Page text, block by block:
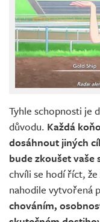
Tyhle schopnosti je
důvodu. Každá
dosáhnout jiných
bude zkoušet
chvíli se hodí říct,
nahodile vytvořená
chováním,